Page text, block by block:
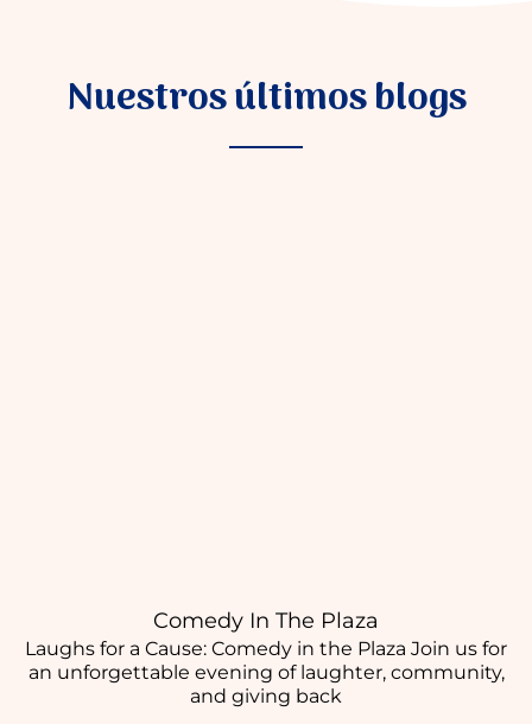
Nuestros últimos blogs
Comedy In The Plaza
Laughs for a Cause: Comedy in the Plaza Join us for
an unforgettable evening of laughter, community,
and giving back